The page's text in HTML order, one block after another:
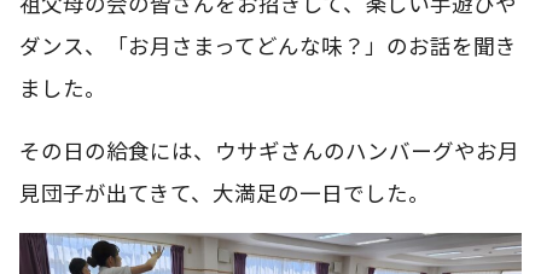
ダンス、「お月さまってどんな味？」のお話を聞き
ました。
その日の給食には、ウサギさんのハンバーグやお月
見団子が出てきて、大満足の一日でした。